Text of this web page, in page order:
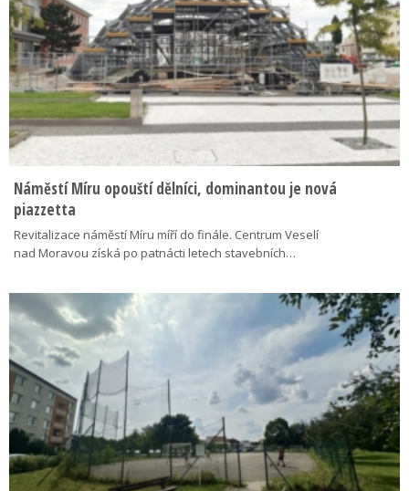
Náměstí Míru opouští dělníci, dominantou je nová
piazzetta
Revitalizace náměstí Míru míří do finále. Centrum Veselí
nad Moravou získá po patnácti letech stavebních…